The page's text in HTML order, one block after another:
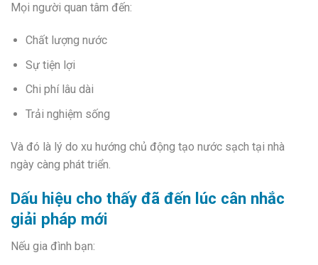
Mọi người quan tâm đến:
Chất lượng nước
Sự tiện lợi
Chi phí lâu dài
Trải nghiệm sống
Và đó là lý do xu hướng chủ động tạo nước sạch tại nhà
ngày càng phát triển.
Dấu hiệu cho thấy đã đến lúc cân nhắc
giải pháp mới
Nếu gia đình bạn: